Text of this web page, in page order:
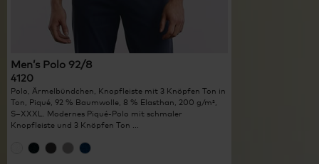
Men’s Polo 92/8
4120
Polo, Ärmelbündchen, Knopfleiste mit 3 Knöpfen Ton in
Ton, Piqué, 92 % Baumwolle, 8 % Elasthan, 200 g/m²,
S–XXXL. Modernes Piqué-Polo mit schmaler
Knopfleiste und 3 Knöpfen Ton ...